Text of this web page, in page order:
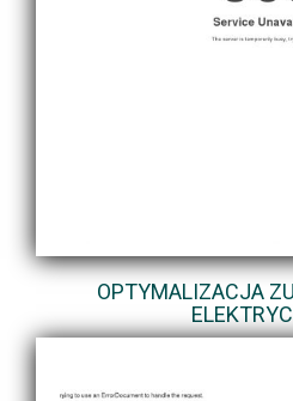
OPTYMALIZACJA